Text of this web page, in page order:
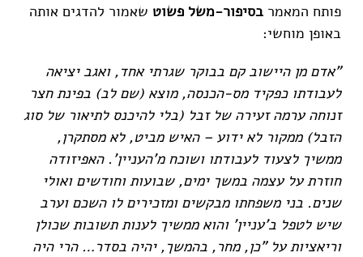
פותח המאמר בסיפור-משל פשוט שאמור להדגים אותה
באופן מוחשי:
"אדם מן היישוב קם בבוקר שגרתי אחד, ואגב יציאה
לעבודתו כפקיד מס-הכנסה, מוצא (שם לב) בפינת חצר
זנוחה ערמה זעירה של זבל (בלי להיכנס לתיאור של סוג
הזבל) ממקור לא ידוע – האיש מביט, לא מסתקרן,
ממשיך לצעוד לעבודתו ושוכח מ'העניין'. האפיזודה
חוזרת על עצמה במשך ימים, שבועות וחודשים ואולי
שנים. בני משפחתו מבקשים ומזכירים לו השכם וערב
שיש לטפל ב'עניין' והוא ממשיך לענות תשובות שכולן
וריאציות על "כן, מחר, בהמשך, יהיה בסדר… הרי היה